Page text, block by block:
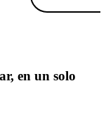
en un solo